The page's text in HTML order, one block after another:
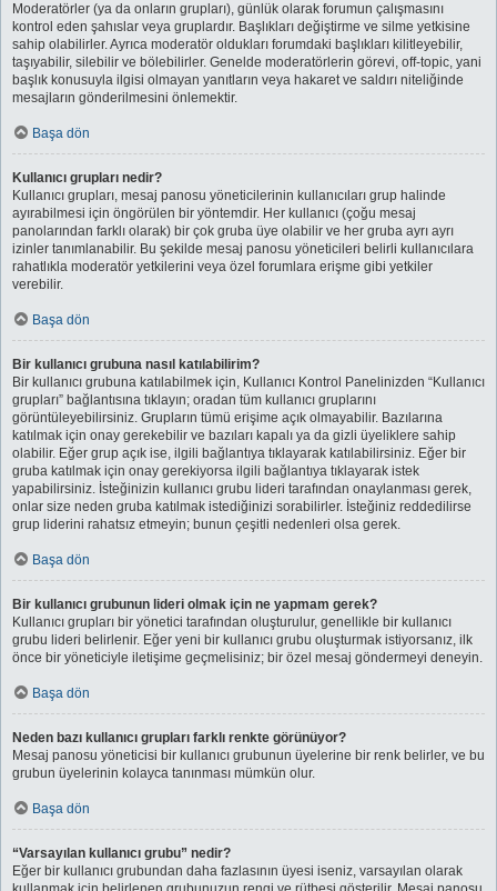
Moderatörler (ya da onların grupları), günlük olarak forumun çalışmasını
kontrol eden şahıslar veya gruplardır. Başlıkları değiştirme ve silme yetkisine
sahip olabilirler. Ayrıca moderatör oldukları forumdaki başlıkları kilitleyebilir,
taşıyabilir, silebilir ve bölebilirler. Genelde moderatörlerin görevi, off-topic, yani
başlık konusuyla ilgisi olmayan yanıtların veya hakaret ve saldırı niteliğinde
mesajların gönderilmesini önlemektir.
Başa dön
Kullanıcı grupları nedir?
Kullanıcı grupları, mesaj panosu yöneticilerinin kullanıcıları grup halinde
ayırabilmesi için öngörülen bir yöntemdir. Her kullanıcı (çoğu mesaj
panolarından farklı olarak) bir çok gruba üye olabilir ve her gruba ayrı ayrı
izinler tanımlanabilir. Bu şekilde mesaj panosu yöneticileri belirli kullanıcılara
rahatlıkla moderatör yetkilerini veya özel forumlara erişme gibi yetkiler
verebilir.
Başa dön
Bir kullanıcı grubuna nasıl katılabilirim?
Bir kullanıcı grubuna katılabilmek için, Kullanıcı Kontrol Panelinizden “Kullanıcı
grupları” bağlantısına tıklayın; oradan tüm kullanıcı gruplarını
görüntüleyebilirsiniz. Grupların tümü erişime açık olmayabilir. Bazılarına
katılmak için onay gerekebilir ve bazıları kapalı ya da gizli üyeliklere sahip
olabilir. Eğer grup açık ise, ilgili bağlantıya tıklayarak katılabilirsiniz. Eğer bir
gruba katılmak için onay gerekiyorsa ilgili bağlantıya tıklayarak istek
yapabilirsiniz. İsteğinizin kullanıcı grubu lideri tarafından onaylanması gerek,
onlar size neden gruba katılmak istediğinizi sorabilirler. İsteğiniz reddedilirse
grup liderini rahatsız etmeyin; bunun çeşitli nedenleri olsa gerek.
Başa dön
Bir kullanıcı grubunun lideri olmak için ne yapmam gerek?
Kullanıcı grupları bir yönetici tarafından oluşturulur, genellikle bir kullanıcı
grubu lideri belirlenir. Eğer yeni bir kullanıcı grubu oluşturmak istiyorsanız, ilk
önce bir yöneticiyle iletişime geçmelisiniz; bir özel mesaj göndermeyi deneyin.
Başa dön
Neden bazı kullanıcı grupları farklı renkte görünüyor?
Mesaj panosu yöneticisi bir kullanıcı grubunun üyelerine bir renk belirler, ve bu
grubun üyelerinin kolayca tanınması mümkün olur.
Başa dön
“Varsayılan kullanıcı grubu” nedir?
Eğer bir kullanıcı grubundan daha fazlasının üyesi iseniz, varsayılan olarak